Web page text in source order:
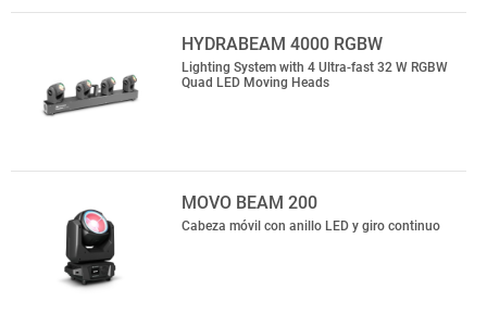
HYDRABEAM 4000 RGBW
Lighting System with 4 Ultra-fast 32 W RGBW
Quad LED Moving Heads
MOVO BEAM 200
Cabeza móvil con anillo LED y giro continuo